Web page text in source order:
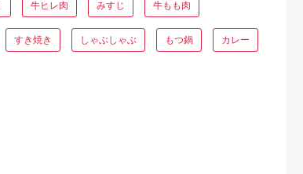
テーキ ロース 500g
和牛 牛 肉 にく お肉
津山市 国産 冷凍 真空
パック 送料無料 ギフ
寄付金額:15,000
牛 高級 国産 霜降り
冷凍 ふるさと 人気 ス
やわらか やわらかい
赤身 2枚 モモ モモ肉
寄付金額:20,000円
牛 牛肉 カイノミステ
ーキ 松阪牛 カイノミ
牛ヒレ肉 みすじ 牛もも肉
すき焼き しゃぶしゃぶ もつ鍋 カレー